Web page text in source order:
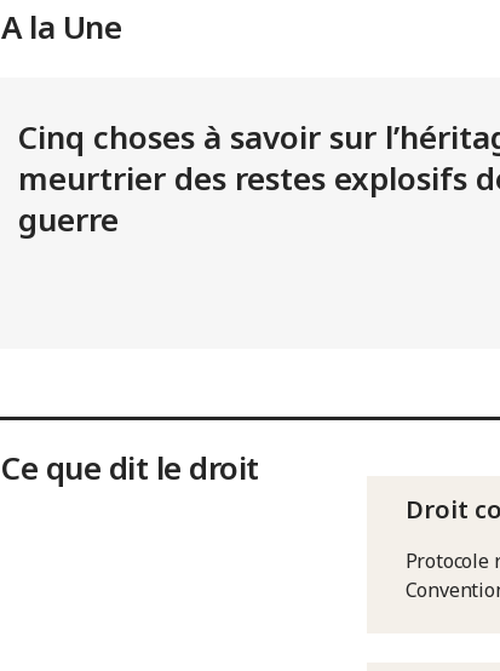
A la Une
Cinq choses à savoir sur
meurtrier des restes explosifs
guerre
Ce que dit le droit
Droit
Protocole